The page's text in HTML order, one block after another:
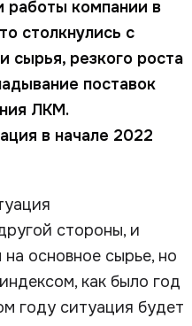
работы компании в
столкнулись с
сырья, резкого роста
поставок
ЛКМ.
в начале 2022
стороны, и
основное сырье, но
как было год
году ситуация будет